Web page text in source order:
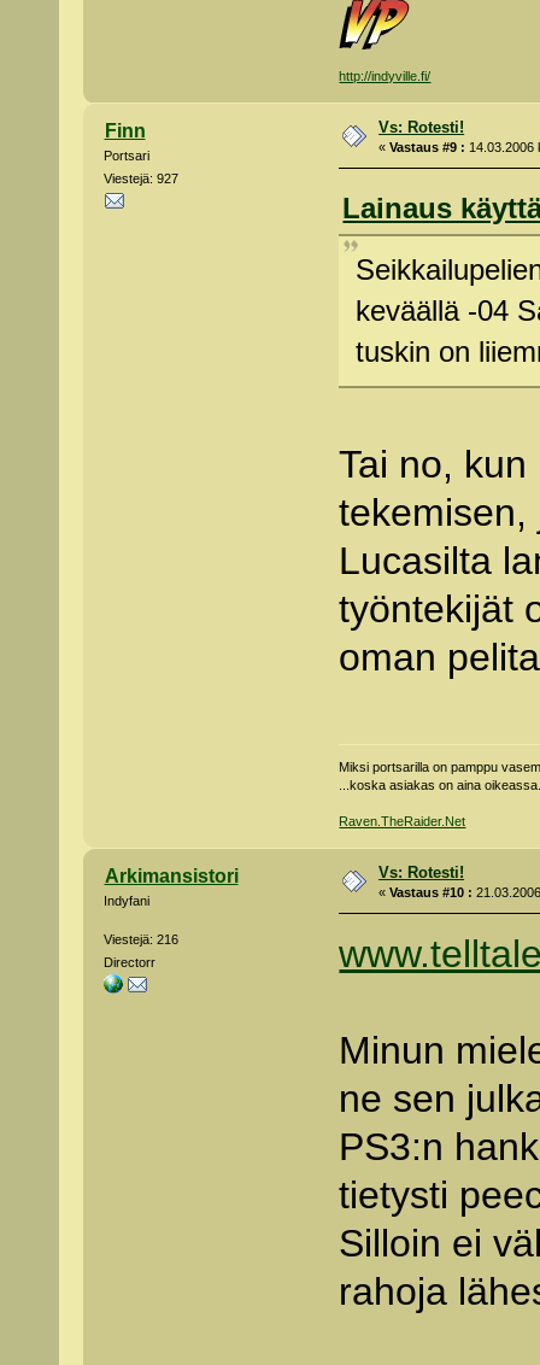
http://indyville.fi/
Finn
Portsari
Viestejä: 927
Vs: Rotesti!
«Vastaus #9 : 14.03.2006
Lainaus
keväällä -04
tuskin on
Tai no,
tekemisen,
Lucasilta
työntekijät
oman
Miksi portsarilla on pamppu
...koska asiakas on aina
Raven.TheRaider.Net
Arkimansistori
Indyfani
Viestejä: 216
Directorr
Vs: Rotesti!
«Vastaus #10 :
Minun
ne sen
PS3:n
tietysti
Silloin ei
rahoja